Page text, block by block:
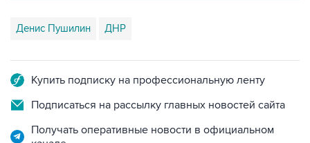
Подписаться на рассылку главных новостей сайта
Получать оперативные новости в официальном